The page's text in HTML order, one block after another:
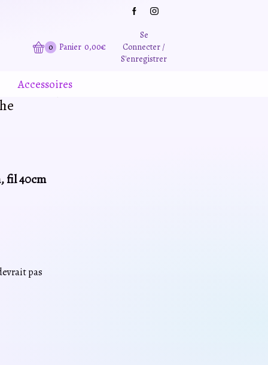
0 Panier 0,00€
Se
Connecter /
S'enregistrer
Accessoires
fil 40cm
pas